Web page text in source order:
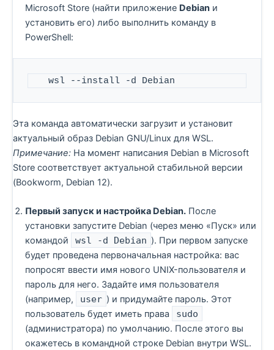
Microsoft Store (найти приложение Debian и
установить его) либо выполнить команду в
PowerShell:
   wsl --install -d Debian
Эта команда автоматически загрузит и установит
актуальный образ Debian GNU/Linux для WSL.
Примечание: На момент написания Debian в Microsoft
Store соответствует актуальной стабильной версии
(Bookworm, Debian 12).
Первый запуск и настройка Debian. После
установки запустите Debian (через меню «Пуск» или
командой
wsl -d Debian ). При первом запуске
будет проведена первоначальная настройка: вас
попросят ввести имя нового UNIX-пользователя и
пароль для него. Задайте имя пользователя
(например,
user ) и придумайте пароль. Этот
пользователь будет иметь права
sudo
(администратора) по умолчанию. После этого вы
окажетесь в командной строке Debian внутри WSL.